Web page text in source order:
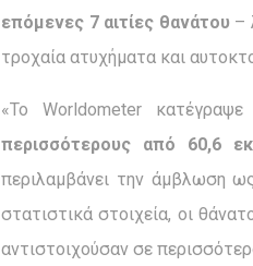
επόμενες 7 αιτίες θανάτου –
τροχαία ατυχήματα και
«Το Worldometer κατέγραψε
περισσότερους από 60,6
περιλαμβάνει την άμβλωση
στατιστικά στοιχεία, οι
αντιστοιχούσαν σε